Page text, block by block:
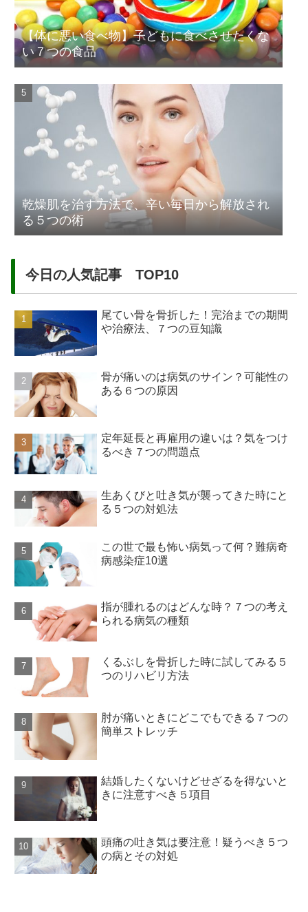
【体に悪い食べ物】子どもに食べさせたくな
い７つの食品
乾燥肌を治す方法で、辛い毎日から解放され
る５つの術
今日の人気記事 TOP10
尾てい骨を骨折した！完治までの期間
や治療法、７つの豆知識
骨が痛いのは病気のサイン？可能性の
ある６つの原因
定年延長と再雇用の違いは？気をつけ
るべき７つの問題点
生あくびと吐き気が襲ってきた時にと
る５つの対処法
この世で最も怖い病気って何？難病奇
病感染症10選
指が腫れるのはどんな時？７つの考え
られる病気の種類
くるぶしを骨折した時に試してみる５
つのリハビリ方法
肘が痛いときにどこでもできる７つの
簡単ストレッチ
結婚したくないけどせざるを得ないと
きに注意すべき５項目
頭痛の吐き気は要注意！疑うべき５つ
の病とその対処